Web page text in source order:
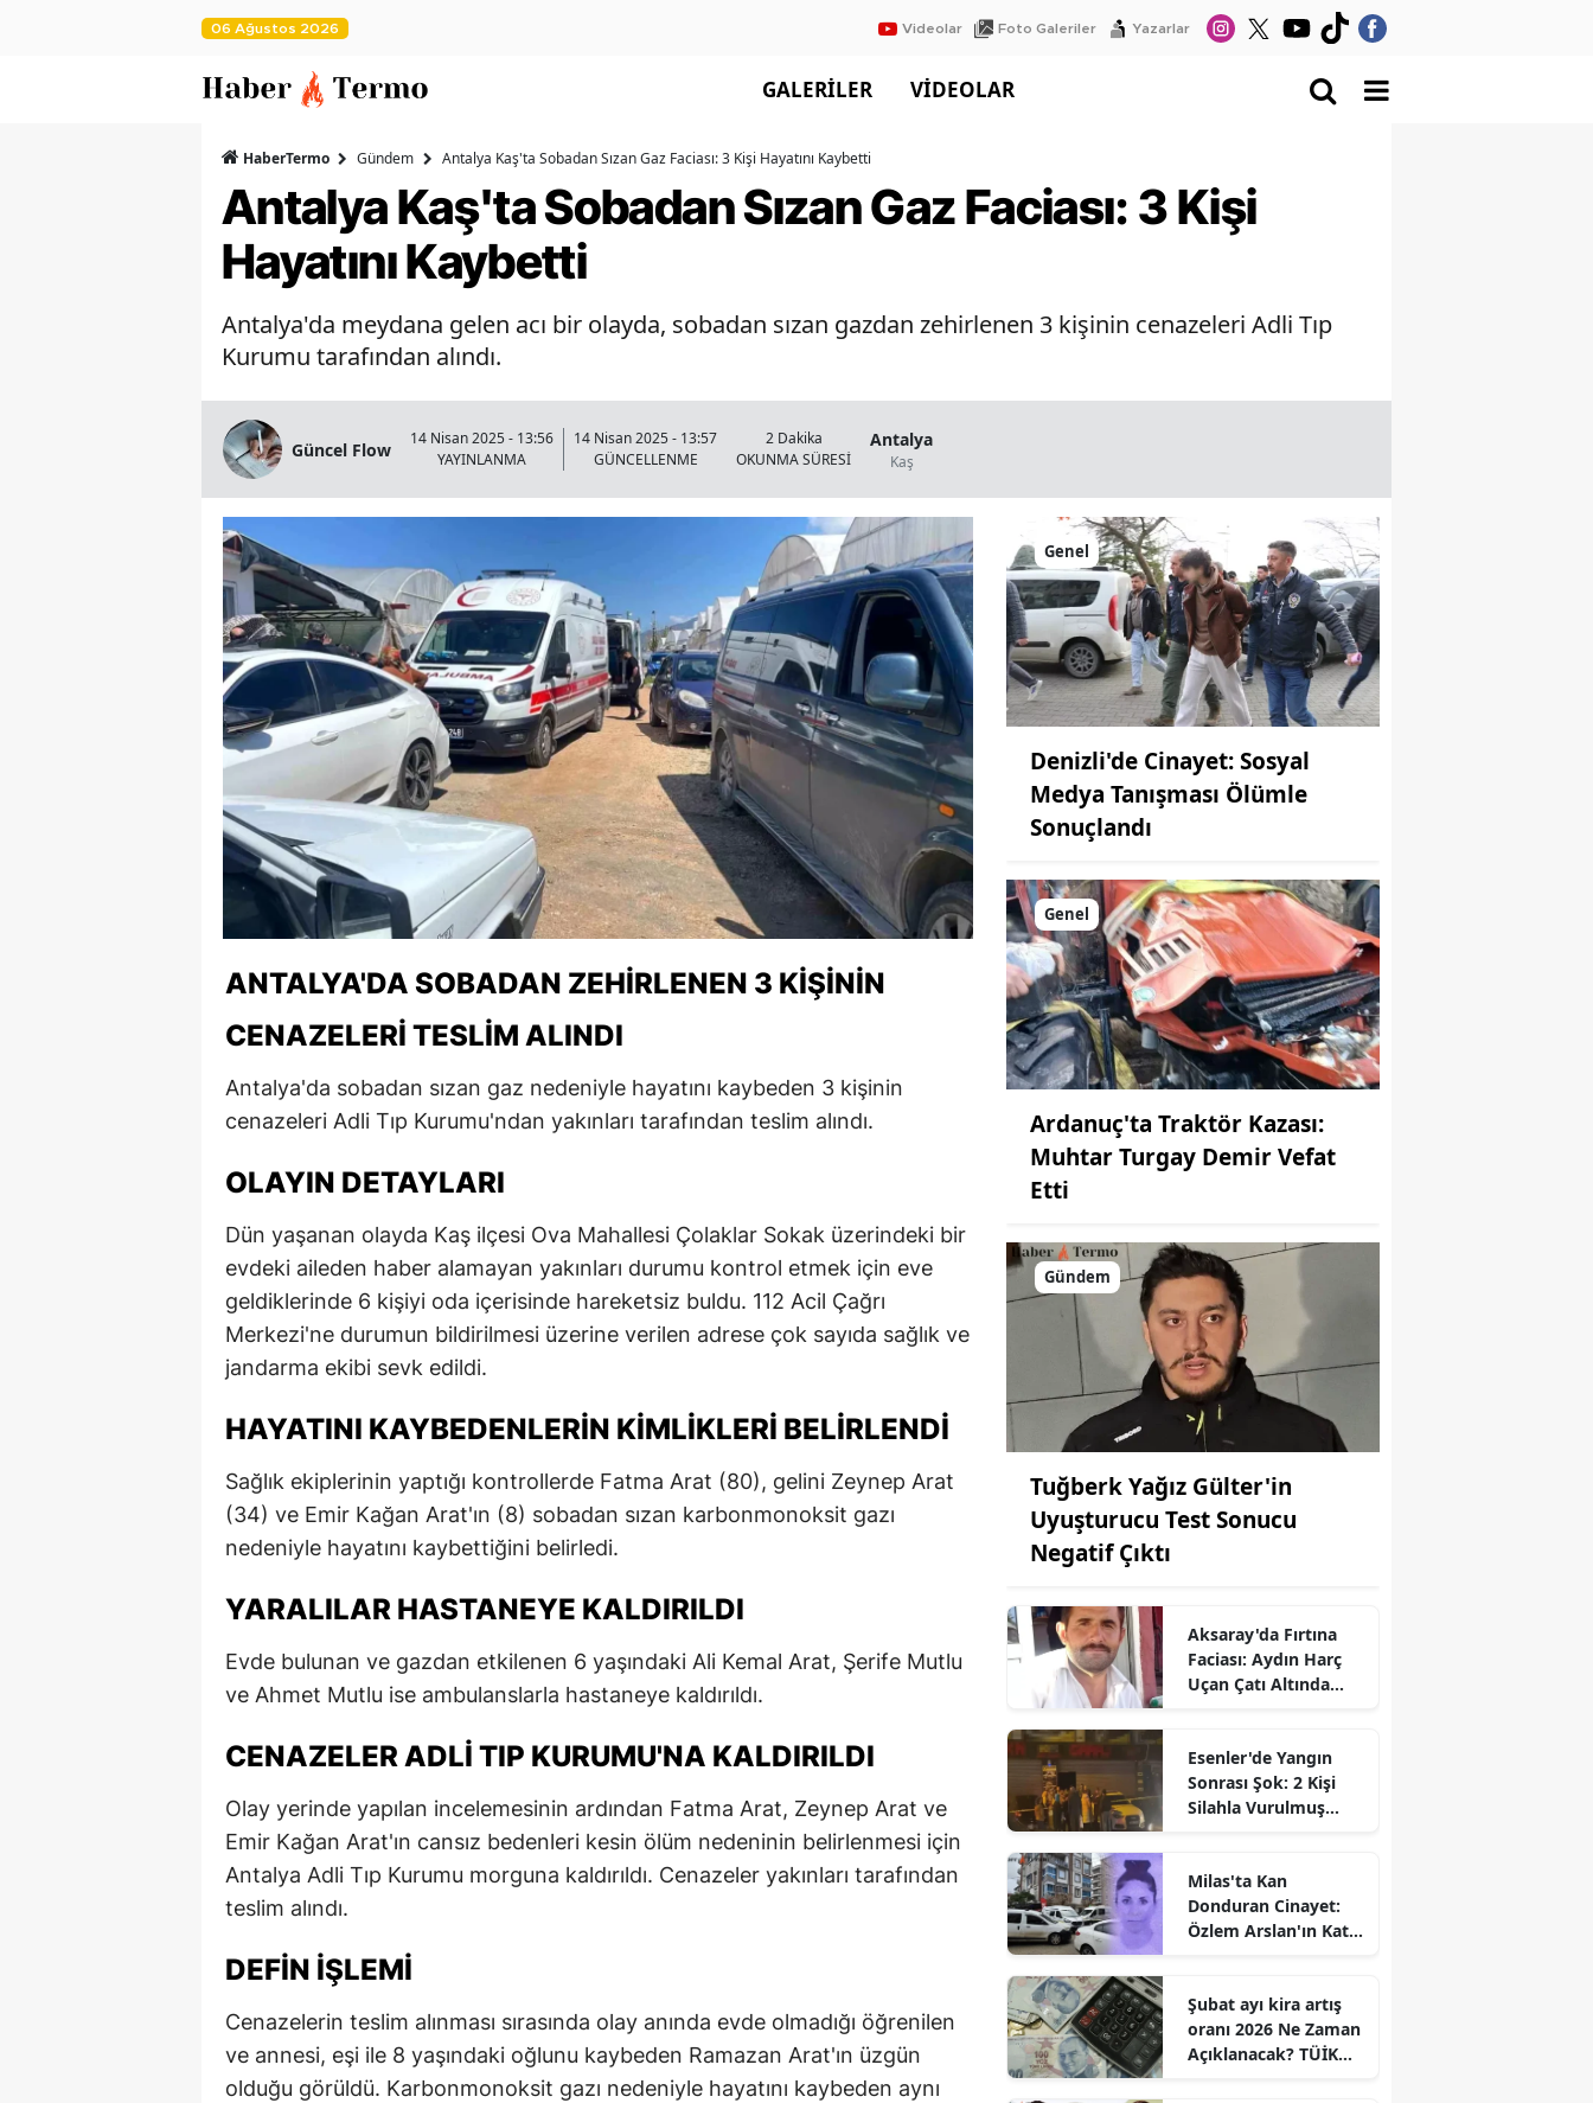
06 Ağustos 2026 Videolar Foto Galeriler Yazarlar
GALERİLER VİDEOLAR
HaberTermo Gündem Antalya Kaş'ta Sobadan Sızan Gaz Faciası: 3 Kişi Hayatını Kaybetti
Antalya Kaş'ta Sobadan Sızan Gaz Faciası: 3 Kişi
Hayatını Kaybetti
Antalya'da meydana gelen acı bir olayda, sobadan sızan gazdan zehirlenen 3 kişinin cenazeleri Adli Tıp
Kurumu tarafından alındı.
Güncel Flow
14 Nisan 2025 - 13:56
YAYINLANMA
14 Nisan 2025 - 13:57
GÜNCELLENME
2 Dakika
OKUNMA SÜRESİ
Antalya
Kaş
ANTALYA'DA SOBADAN ZEHIRLENEN 3 KIŞININ
CENAZELERI TESLIM ALINDI
Antalya'da sobadan sızan gaz nedeniyle hayatını kaybeden 3 kişinin
cenazeleri Adli Tıp Kurumu'ndan yakınları tarafından teslim alındı.
OLAYIN DETAYLARI
Dün yaşanan olayda Kaş ilçesi Ova Mahallesi Çolaklar Sokak üzerindeki bir
evdeki aileden haber alamayan yakınları durumu kontrol etmek için eve
geldiklerinde 6 kişiyi oda içerisinde hareketsiz buldu. 112 Acil Çağrı
Merkezi'ne durumun bildirilmesi üzerine verilen adrese çok sayıda sağlık ve
jandarma ekibi sevk edildi.
HAYATINI KAYBEDENLERIN KIMLIKLERI BELIRLENDI
Sağlık ekiplerinin yaptığı kontrollerde Fatma Arat (80), gelini Zeynep Arat
(34) ve Emir Kağan Arat'ın (8) sobadan sızan karbonmonoksit gazı
nedeniyle hayatını kaybettiğini belirledi.
YARALILAR HASTANEYE KALDIRILDI
Evde bulunan ve gazdan etkilenen 6 yaşındaki Ali Kemal Arat, Şerife Mutlu
ve Ahmet Mutlu ise ambulanslarla hastaneye kaldırıldı.
CENAZELER ADLI TIP KURUMU'NA KALDIRILDI
Olay yerinde yapılan incelemesinin ardından Fatma Arat, Zeynep Arat ve
Emir Kağan Arat'ın cansız bedenleri kesin ölüm nedeninin belirlenmesi için
Antalya Adli Tıp Kurumu morguna kaldırıldı. Cenazeler yakınları tarafından
teslim alındı.
DEFIN İŞLEMI
Cenazelerin teslim alınması sırasında olay anında evde olmadığı öğrenilen
ve annesi, eşi ile 8 yaşındaki oğlunu kaybeden Ramazan Arat'ın üzgün
olduğu görüldü. Karbonmonoksit gazı nedeniyle hayatını kaybeden aynı
Genel
Denizli'de Cinayet: Sosyal
Medya Tanışması Ölümle
Sonuçlandı
Genel
Ardanuç'ta Traktör Kazası:
Muhtar Turgay Demir Vefat
Etti
Gündem
Tuğberk Yağız Gülter'in
Uyuşturucu Test Sonucu
Negatif Çıktı
Aksaray'da Fırtına
Faciası: Aydın Harç
Uçan Çatı Altında
Esenler'de Yangın
Sonrası Şok: 2 Kişi
Silahla Vurulmuş
Milas'ta Kan
Donduran Cinayet:
Özlem Arslan'ın Katili
Şubat ayı kira artış
oranı 2026 Ne Zaman
Açıklanacak? TÜİK